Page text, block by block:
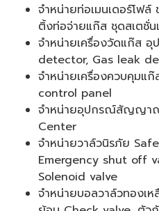
จำหน่ายท่อเมนเดอร์โฟล์
ติ้งท่อจ่ายแก๊ส ชุดสเตชั่น
จำหน่ายเครื่องวัดแก๊ส
detector, Gas leak
จำหน่ายเครื่องควบคุมแ
control panel
จำหน่ายอุปกรณ์สัญญาณ
Center
จำหน่ายวาล์วนิรภัย
Emergency shut off
Solenoid valve
จำหน่ายบอลวาล์วทองเ